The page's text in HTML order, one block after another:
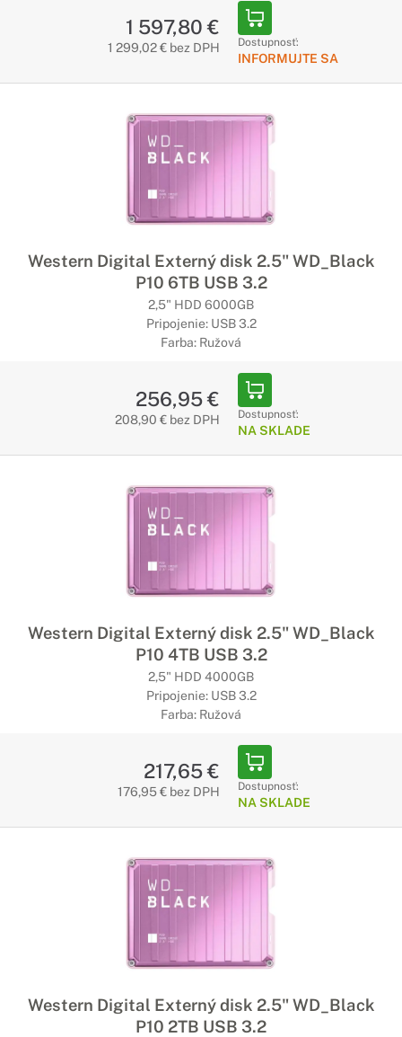
1 597,80 €
1 299,02 € bez DPH Dostupnosť:
INFORMUJTE SA
Western Digital Externý disk 2.5" WD_Black
P10 6TB USB 3.2
2,5" HDD 6000GB
Pripojenie: USB 3.2
Farba: Ružová
256,95 €
208,90 € bez DPH Dostupnosť:
NA SKLADE
Western Digital Externý disk 2.5" WD_Black
P10 4TB USB 3.2
2,5" HDD 4000GB
Pripojenie: USB 3.2
Farba: Ružová
217,65 €
176,95 € bez DPH Dostupnosť:
NA SKLADE
Western Digital Externý disk 2.5" WD_Black
P10 2TB USB 3.2